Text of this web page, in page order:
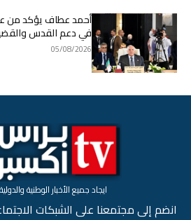
أحمد عطاف يؤكد من
في دعم القدس
05/08/2026
ايجاد جميع الأخبار الوطنية
انضم إلى مجتمعنا على الشبكات